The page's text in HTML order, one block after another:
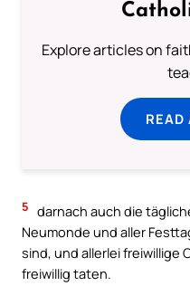
Explore articles on
READ
5 darnach auch die
Neumonde und aller
sind, und allerlei freiwillige
freiwillig taten.